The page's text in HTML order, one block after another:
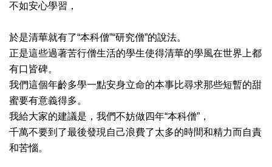
不如安心學習，
於是清華就有了“本科僧”“研究僧”的說法。
正是這些過著苦行僧生活的學生使得清華的學風在世界上都
有口皆碑。
我們這個年齡多學一點安身立命的本事比尋求那些短暫的甜
蜜要有意義得多。
我給大家的建議是，我們不妨做四年“本科僧”，
千萬不要到了最後發現自己浪費了太多的時間和精力而自責
和苦惱。